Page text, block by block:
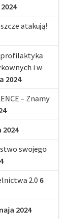
atakują!
profilaktyka
i w
2024
– Znamy
2024
swojego
2.0 6
2024